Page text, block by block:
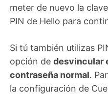
meter de nuevo la
PIN de Hello para
Si tú también utilizas
opción de desvincular
contraseña normal.
la configuración de